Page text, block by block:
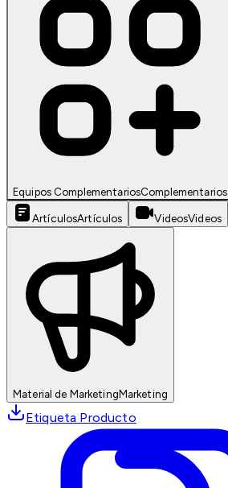
Equipos ComplementariosComplementarios
ArtículosArtículos VideosVideos
Material de MarketingMarketing
Etiqueta Producto